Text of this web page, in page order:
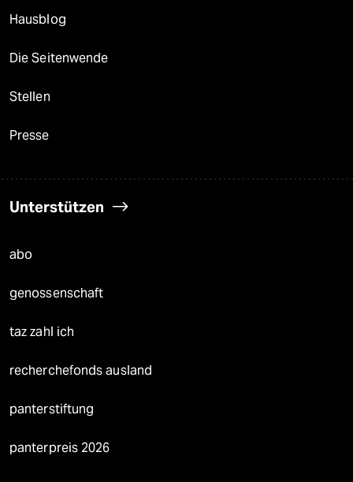
Hausblog
Die Seitenwende
Stellen
Presse
Unterstützen
abo
genossenschaft
taz zahl ich
recherchefonds ausland
panterstiftung
panterpreis 2026